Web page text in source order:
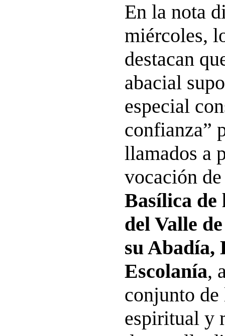
En la nota
miércoles,
destacan
abacial
especial
confianza”
llamados a
vocación
Basílica de
del Valle
su Abadía,
Escolanía,
conjunto
espiritual y